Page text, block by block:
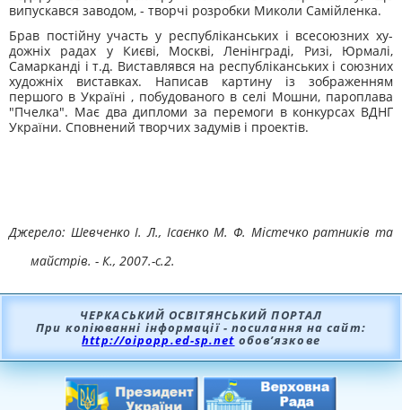
випускався заводом, - твор­чі розробки Миколи Самійленка.
Брав постійну участь у республіканських і всесоюзних ху­
дожніх радах у Києві, Москві, Ленінграді, Ризі, Юрмалі,
Самар­канді і т.д. Виставлявся на республіканських і союзних
художніх ви­ставках. Написав картину із зображенням
першого в Україні , по­будованого в селі Мошни, пароплава
"Пчелка". Має два дипломи за перемоги в конкурсах ВДНГ
України. Сповнений творчих задумів і проектів.
Джерело: Шевченко І. Л., Ісаєнко М. Ф. Містечко ратників та
майстрів. - К., 2007.-с.2.
ЧЕРКАСЬКИЙ ОСВІТЯНСЬКИЙ ПОРТАЛ
При копіюванні інформації - посилання на сайт:
http://oipopp.ed-sp.net обов’язкове